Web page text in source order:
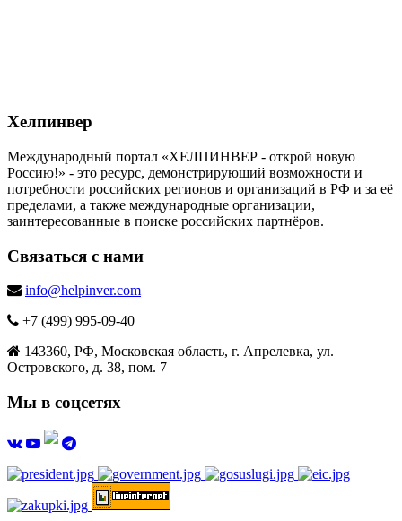
Хелпинвер
Международный портал «ХЕЛПИНВЕР - открой новую
Россию!» - это ресурс, демонстрирующий возможности и
потребности российских регионов и организаций в РФ и за её
пределами, а также международные организации,
заинтересованные в поиске российских партнёров.
Связаться с нами
info@helpinver.com
+7 (499) 995-09-40
143360, РФ, Московская область, г. Апрелевка, ул.
Островского, д. 38, пом. 7
Мы в соцсетях